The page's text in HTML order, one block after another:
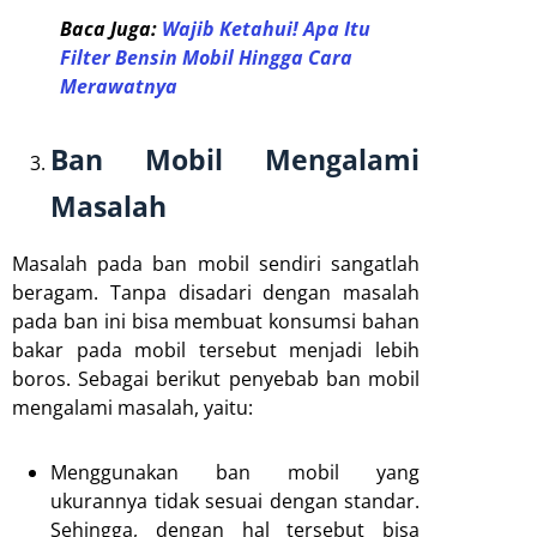
Baca Juga: Wajib Ketahui! Apa Itu
Filter Bensin Mobil Hingga Cara
Merawatnya
Ban Mobil Mengalami
Masalah
Masalah pada ban mobil sendiri sangatlah
beragam. Tanpa disadari dengan masalah
pada ban ini bisa membuat konsumsi bahan
bakar pada mobil tersebut menjadi lebih
boros. Sebagai berikut penyebab ban mobil
mengalami masalah, yaitu:
Menggunakan ban mobil yang
ukurannya tidak sesuai dengan standar.
Sehingga, dengan hal tersebut bisa